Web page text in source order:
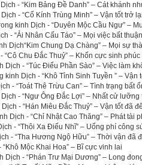
- “Kim Bảng Đề Danh” – Cát khánh
- “Cổ Kính Trùng Minh” – Vận tốt trở
kinh Dịch - “Duyên Mộc Cầu Ngư” –
- “Ải Nhân Cấu Táo” – Mọi việc bất thuận
Dịch“Kim Chung Dạ Chàng” – Mọi sự
“Cô Chu Đắc Thuỷ” – Khốn cực sinh phúc
- “Túc Điểu Phần Sào” – Việc làm
Dịch - “Khô Tỉnh Sinh Tuyền ” – Vận
- “Toát Thê Trừu Can” – Tình trạng bất
- “Ngư Ông Đắc Lợi” – Nhất cử lưỡng
- “Hán Miêu Đắc Thuỷ” – Vận tốt đã
Dịch - “Chỉ Nhật Cao Thăng” – Phát tài
- “Thôi Xa Điếu Nhĩ” – Uổng phí công
- “Tha Hương Ngộ Hữu” – Thời vận đã
Mộc Khai Hoa” – Bĩ cực vinh lai
Dịch - “Phán Trư Mại Dương” – Long